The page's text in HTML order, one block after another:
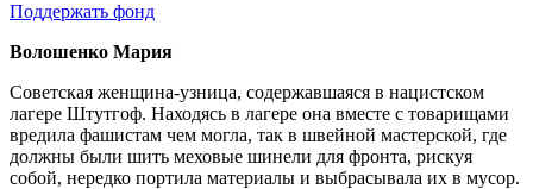
Поддержать фонд
Волошенко Мария
Советская женщина-узница, содержавшаяся в нацистском
лагере Штутгоф. Находясь в лагере она вместе с товарищами
вредила фашистам чем могла, так в швейной мастерской, где
должны были шить меховые шинели для фронта, рискуя
собой, нередко портила материалы и выбрасывала их в мусор.